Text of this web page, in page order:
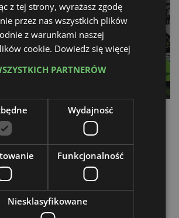
budowlanych, ogrodniczych i
pokazy.
inwestycje Serafin
koło Krakowa od kilkunastu lat
maszyn ze znakiem Avant oraz
do maszyn budowlanych i
w wielu branżach spółka nie
w popiele, o czym świadczy np.
z tej strony, wyrażasz zgodę
przez nas wszystkich plików
z warunkami naszej
cookie. Dowiedz się więcej
PARTNERÓW
Wydajność
Funkcjonalność
Niesklasyfikowane